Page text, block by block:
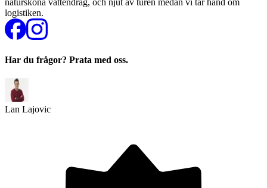
logistiken.
Har du frågor? Prata med oss.
Lan Lajovic